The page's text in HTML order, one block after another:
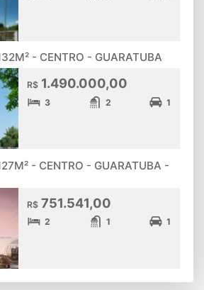
- CENTRO - GUARATUBA
R$ 1.490.000,00
3 2 1
- CENTRO - GUARATUBA -
R$ 751.541,00
2 1 1